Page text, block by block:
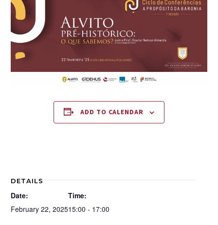
ADD TO CALENDAR
DETAILS
Date:
February 22, 2025
Time:
15:00 - 17:00